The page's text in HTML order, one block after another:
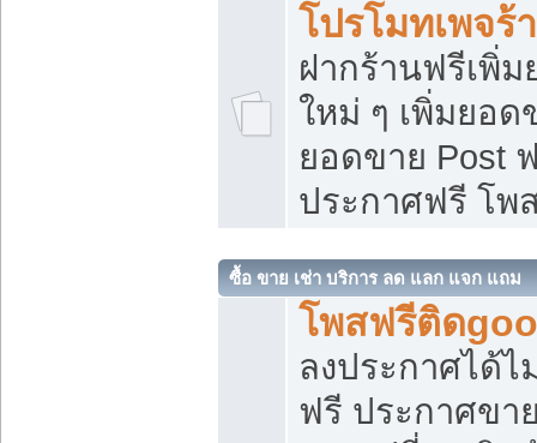
โปรโมทเพจร้
ฝากร้านฟรีเพิ่
ใหม่ ๆ เพิ่มยอด
ยอดขาย Post
ประกาศฟรี โพ
ซื้อ ขาย เช่า บริการ ลด แลก แจก แถม
โพสฟรีติด
ลงประกาศได้
ฟรี ประกาศข